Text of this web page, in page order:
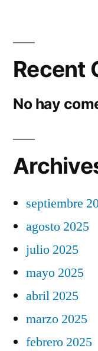
Recent
No hay
septiembre
agosto 2025
julio 2025
mayo 2025
abril 2025
marzo 2025
febrero 2025